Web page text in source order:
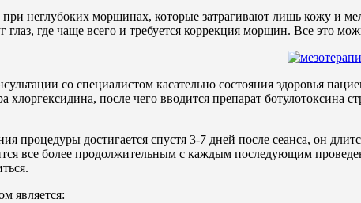
неглубоких морщинах, которые затрагивают лишь кожу и
где чаще всего и требуется коррекция морщин. Все это
со специалистом касательно состояния здоровья
хлоргексидина, после чего вводится препарат
процедуры достигается спустя 3-7 дней после сеанса, он
все более продолжительным с каждым последующим
является: